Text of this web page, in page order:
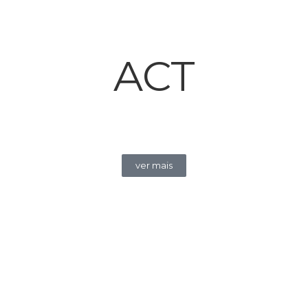
ACT
ver mais